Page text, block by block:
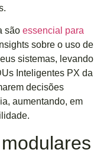
são essencial para
sobre o uso de
sistemas, levando
Inteligentes PX da
decisões
aumentando, em